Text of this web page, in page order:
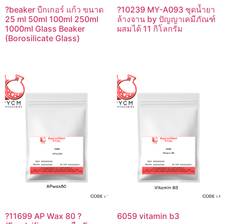
?beaker บีกเกอร์ แก้ว ขนาด
25 ml 50ml 100ml 250ml
1000ml Glass Beaker
(Borosilicate Glass)
?10239 MY-A093 ชุดน้ำยา
ล้างจาน by ปัญญาเคมีภัณฑ์
ผสมได้ 11 กิโลกรัม
?11699 AP Wax 80 ?
6059 vitamin b3